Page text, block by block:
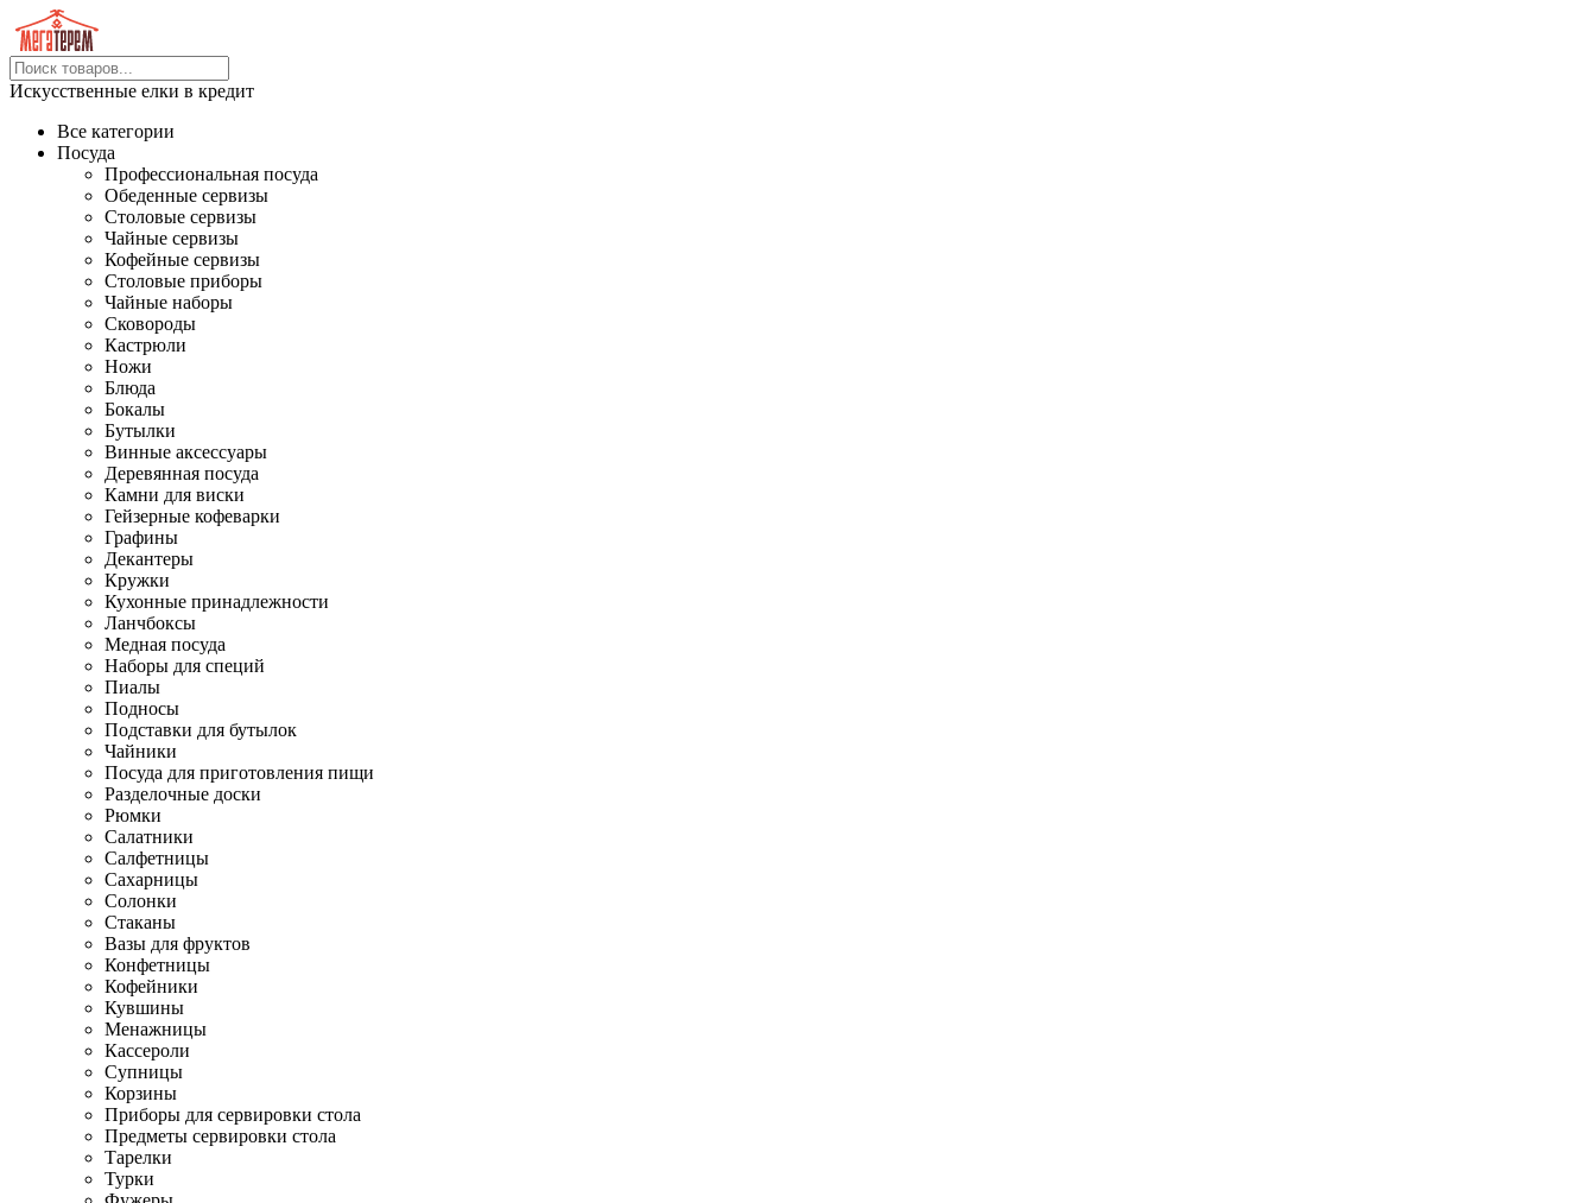
Искусственные елки в кредит
Все категории
Посуда
Профессиональная посуда
Обеденные сервизы
Столовые сервизы
Чайные сервизы
Кофейные сервизы
Столовые приборы
Чайные наборы
Сковороды
Кастрюли
Ножи
Блюда
Бокалы
Бутылки
Винные аксессуары
Деревянная посуда
Камни для виски
Гейзерные кофеварки
Графины
Декантеры
Кружки
Кухонные принадлежности
Ланчбоксы
Медная посуда
Наборы для специй
Пиалы
Подносы
Подставки для бутылок
Чайники
Посуда для приготовления пищи
Разделочные доски
Рюмки
Салатники
Салфетницы
Сахарницы
Солонки
Стаканы
Вазы для фруктов
Конфетницы
Кофейники
Кувшины
Менажницы
Кассероли
Супницы
Корзины
Приборы для сервировки стола
Предметы сервировки стола
Тарелки
Турки